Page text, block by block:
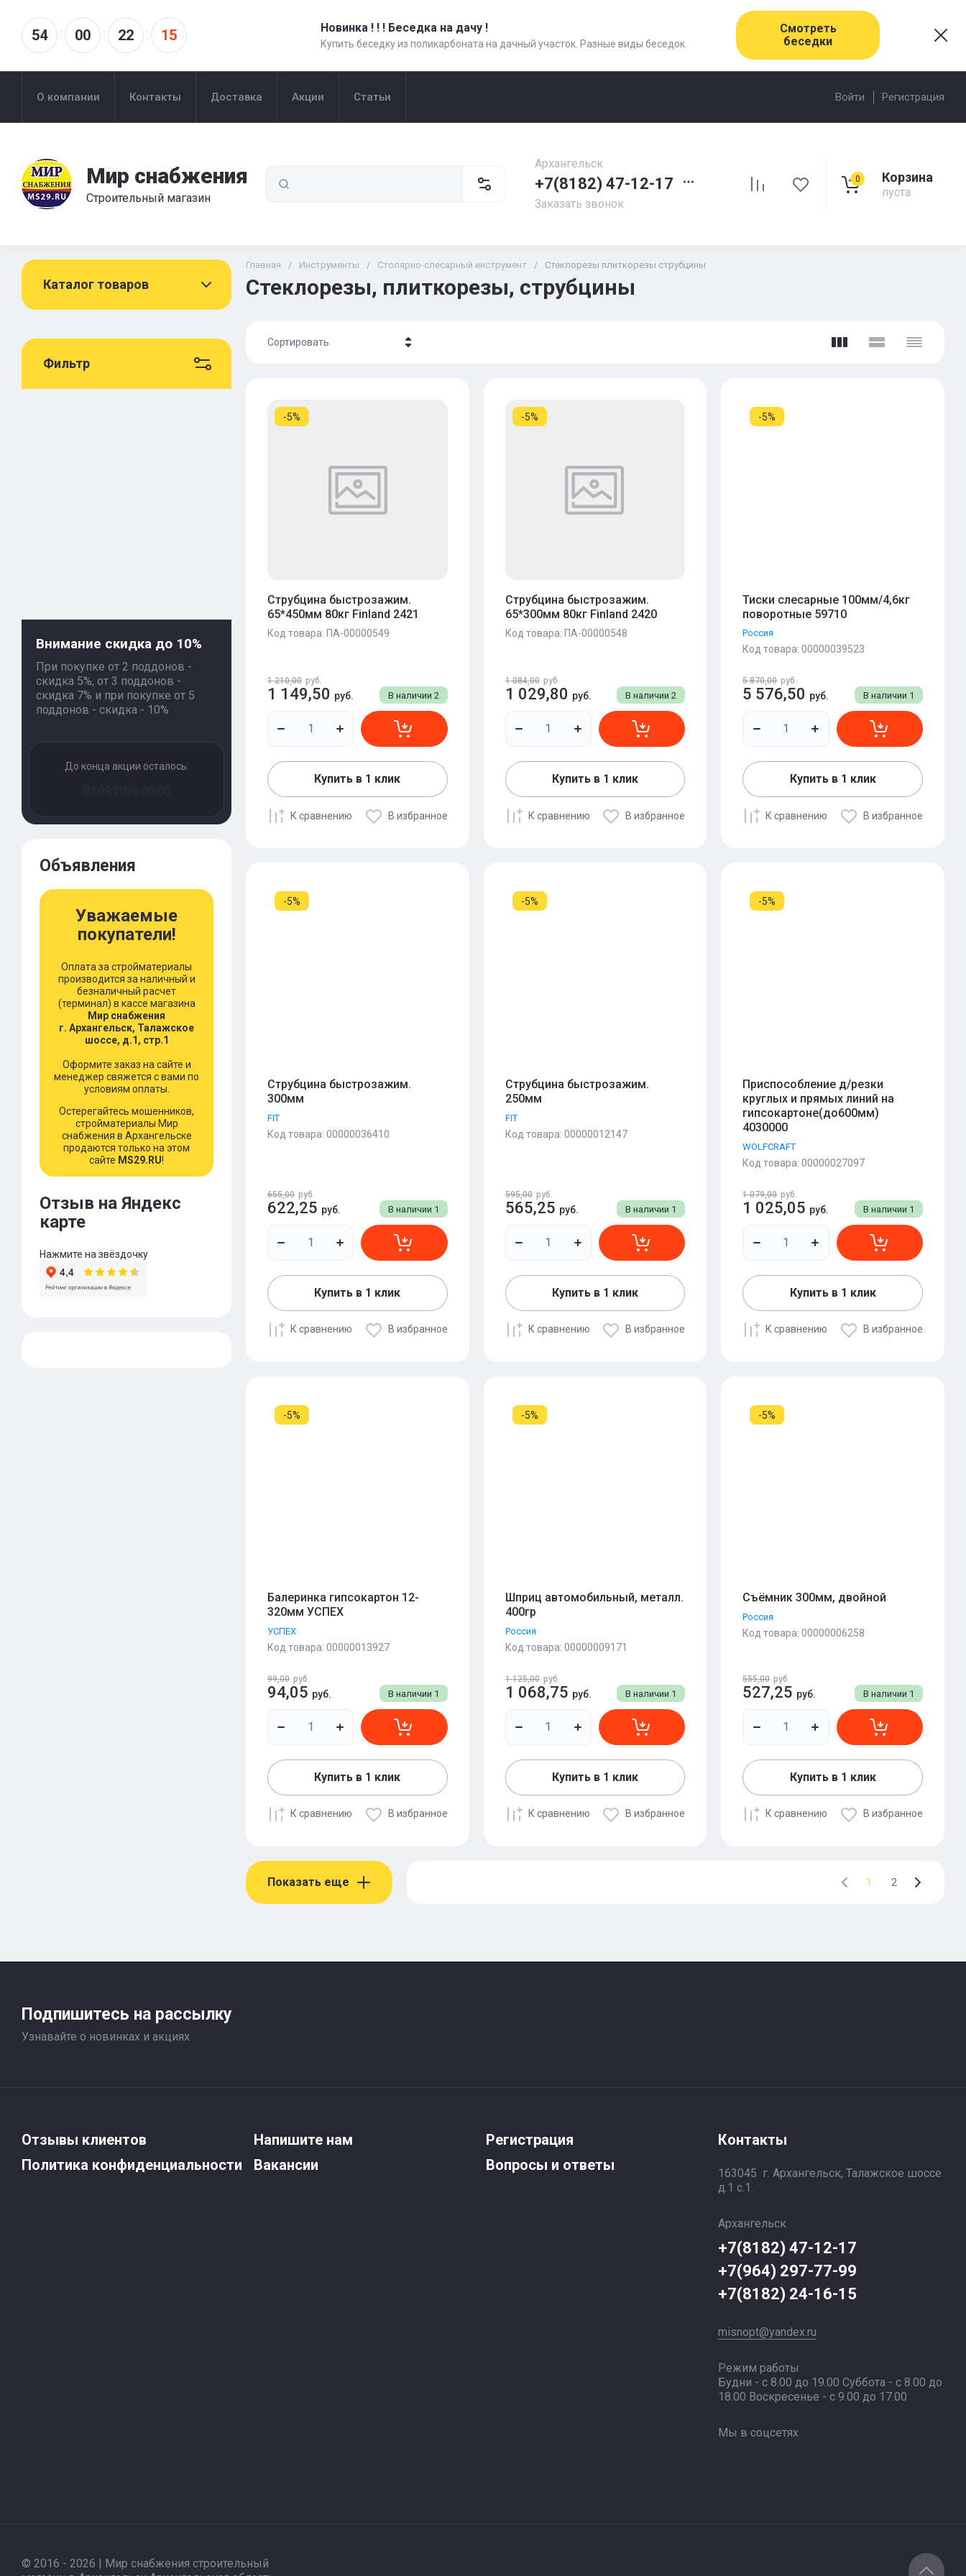
54 00 22 13 Новинка ! ! ! Беседка на дачу !
Купить беседку из поликарбоната на дачный участок. Разные виды беседок.
Смотреть
беседки
О компании Контакты Доставка Акции Статьи Войти Регистрация
Мир снабжения
Строительный магазин
Архангельск
+7(8182) 47-12-17
Заказать звонок
0 Корзина
пуста
Каталог товаров
Фильтр
Внимание скидка до 10%
При покупке от 2 поддонов -
скидка 5%, от 3 поддонов -
скидка 7% и при покупке от 5
поддонов - скидка - 10%
До конца акции осталось:
Объявления
Уважаемые
покупатели!
Оплата за стройматериалы
производится за наличный и
безналичный расчет
(терминал) в кассе магазина
Мир снабжения
г. Архангельск, Талажское
шоссе, д.1, стр.1
Оформите заказ на сайте и
менеджер свяжется с вами по
условиям оплаты.
Остерегайтесь мошенников,
стройматериалы Мир
снабжения в Архангельске
продаются только на этом
сайте MS29.RU!
Отзыв на Яндекс
карте
Нажмите на звёздочку
Главная / Инструменты / Столярно-слесарный инструмент / Стеклорезы плиткорезы струбцины
Стеклорезы, плиткорезы, струбцины
Сортировать
Название - Я-А
-5%
Струбцина быстрозажим.
65*450мм 80кг Finland 2421
Код товара: ПА-00000549
В наличии 2
1 210,00 руб.
1 149,50 руб.
Купить в 1 клик
К сравнению В избранное
-5%
Струбцина быстрозажим.
65*300мм 80кг Finland 2420
Код товара: ПА-00000548
В наличии2
1 084,00 руб.
1 029,80 руб.
Купить в 1 клик
К сравнению В избранное
-5%
Тиски слесарные 100мм/4,6кг
поворотные 59710
Россия
Код товара: 00000039523
В наличии 1
5 870,00 руб.
5 576,50 руб.
Купить в 1 клик
К сравнению В избранное
-5%
Струбцина быстрозажим.
300мм
FIT
Код товара: 00000036410
В наличии 1
655,00 руб.
622,25 руб.
Купить в 1 клик
К сравнению В избранное
-5%
Струбцина быстрозажим.
250мм
FIT
Код товара: 00000012147
В наличии 1
595,00 руб.
565,25 руб.
Купить в 1 клик
К сравнению В избранное
-5%
Приспособление д/резки
круглых и прямых линий на
гипсокартоне(до600мм)
4030000
WOLFCRAFT
Код товара: 00000027097
В наличии 1
1 079,00 руб.
1 025,05 руб.
Купить в 1 клик
К сравнению В избранное
-5%
Балеринка гипсокартон 12-
320мм УСПЕХ
УСПЕХ
Код товара: 00000013927
В наличии 1
99,00 руб.
94,05 руб.
Купить в 1 клик
К сравнению В избранное
-5%
Шприц автомобильный, металл.
400гр
Россия
Код товара: 00000009171
В наличии 1
1 125,00 руб.
1 068,75 руб.
Купить в 1 клик
К сравнению В избранное
-5%
Съёмник 300мм, двойной
Россия
Код товара: 00000006258
В наличии 1
555,00 руб.
527,25 руб.
Купить в 1 клик
К сравнению В избранное
Показать еще 1 2
Подпишитесь на рассылку
Узнавайте о новинках и акциях
Отзывы клиентов Напишите нам
Регистрация
Политика конфиденциальности
Вакансии Вопросы и ответы
Контакты
163045 г. Архангельск, Талажское шоссе
д.1 с.1.
Архангельск
+7(8182) 47-12-17
+7(964) 297-77-99
+7(8182) 24-16-15
misnopt@yandex.ru
Режим работы
Будни - с 8.00 до 19.00 Суббота - с 8.00 до
18.00 Воскресенье - с 9.00 до 17.00
Мы в соцсетях
© 2016 - 2026 | Мир снабжения строительный